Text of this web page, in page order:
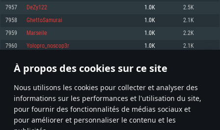
À propos des cookies sur ce site
Nous utilisons les cookies pour collecter et analyser des
informations sur les performances et l'utilisation du site,
pour fournir des fonctionnalités de médias sociaux et
pour améliorer et personnaliser le contenu et les
1060 et plus, Radeon RX 570 et plus.
Disque dur: 75.9 Go (client complet)
OS: Mac OS Big Sur 11.0 ou plus récent
Processeur: Core i7 (Les processeurs Intel Xeon ne sont pas supportés)
Mémoire: 8 GB
Carte graphique: Radeon Vega II ou plus avec support de Metal
Disque dur: 62,2 Go (client complet)
OS: Ubuntu 20.04 64bit
Processeur: Intel Core i7
Mémoire: 8 GB
Carte graphique: NVIDIA 1060 avec les derniers drivers (moins de 6 mois) /
6 mois et supportant Vulkan
Connection: Connexion Internet à haut débit
Disque dur: 60,2 Go (client complet)
7957 DeZy122 1.0K 2.5K
7958 GhettoSamurai 1.0K 2.1K
7959 Marseile 1.0K 2.2K
7960 Yolopro_noscop3r 1.0K 2.1K
* Classement mis à jour quotidiennement
397 398 399 498